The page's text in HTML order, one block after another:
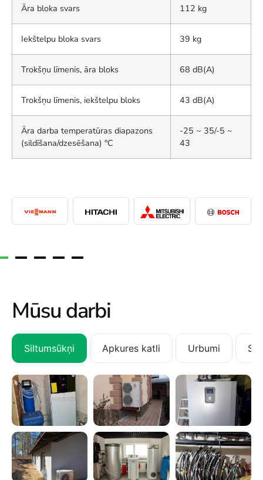
Āra bloka svars 112 kg
Iekštelpu bloka svars 39 kg
Trokšņu līmenis, āra bloks 68 dB(A)
Trokšņu līmenis, iekštelpu bloks 43 dB(A)
Āra darba temperatūras diapazons
(sildīšana/dzesēšana) °C
-25 ~ 35/-5 ~
43
Mūsu darbi
Siltumsūkņi Apkures katli Urbumi